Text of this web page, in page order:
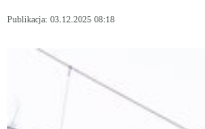
Publikacja: 03.12.2025 08:18